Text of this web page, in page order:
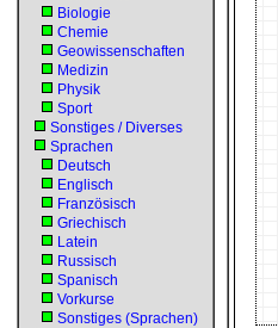
Biologie
Chemie
Geowissenschaften
Medizin
Physik
Sport
Sonstiges / Diverses
Sprachen
Deutsch
Englisch
Französisch
Griechisch
Latein
Russisch
Spanisch
Vorkurse
Sonstiges (Sprachen)